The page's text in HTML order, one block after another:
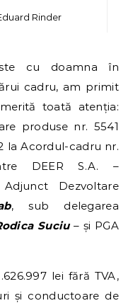
Rinder
cadru, am primit
toată atenția:
produse nr. 5541
la Acordul-cadru nr.
DEER S.A. –
Dezvoltare
, sub delegarea
Suciu– și PGA
lei fără TVA,
și conductoare de